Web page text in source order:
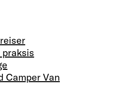
praksis
Camper Van